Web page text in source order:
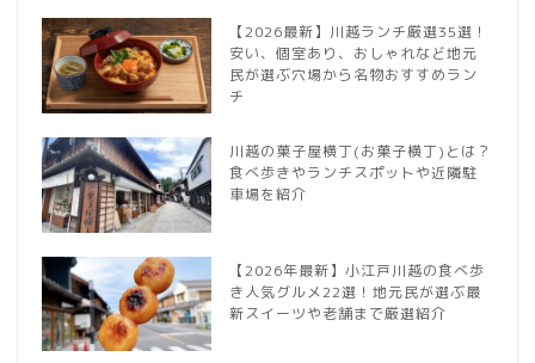
【2026最新】川越ランチ厳選35選！
安い、個室あり、おしゃれなど地元
民が選ぶ穴場から名物おすすめラン
チ
川越の菓子屋横丁(お菓子横丁)とは？
食べ歩きやランチスポットや近隣駐
車場を紹介
【2026年最新】小江戸川越の食べ歩
き人気グルメ22選！地元民が選ぶ最
新スイーツや老舗まで厳選紹介